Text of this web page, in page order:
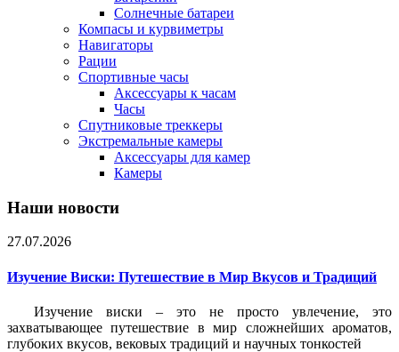
Солнечные батареи
Компасы и курвиметры
Навигаторы
Рации
Спортивные часы
Аксессуары к часам
Часы
Спутниковые треккеры
Экстремальные камеры
Аксессуары для камер
Камеры
Наши новости
27.07.2026
Изучение Виски: Путешествие в Мир Вкусов и Традиций
Изучение виски – это не просто увлечение, это
захватывающее путешествие в мир сложнейших ароматов,
глубоких вкусов, вековых традиций и научных тонкостей